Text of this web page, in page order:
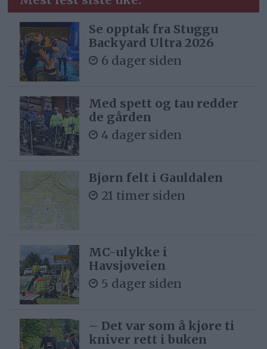
Se opptak fra Stuggu
Backyard Ultra 2026
6 dager siden
Med spett og tau redder
de gården
4 dager siden
Bjørn felt i Gauldalen
21 timer siden
MC-ulykke i
Havsjøveien
5 dager siden
– Det var som å kjøre ti
kniver rett i buken